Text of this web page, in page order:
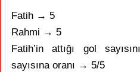
Fatih → 5
Rahmi → 5
Fatih’in attığı gol
sayısına oranı → 5/5